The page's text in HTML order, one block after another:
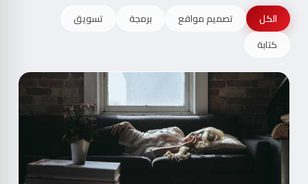
الكل تصميم مواقع برمجة
تسويق
كتابة